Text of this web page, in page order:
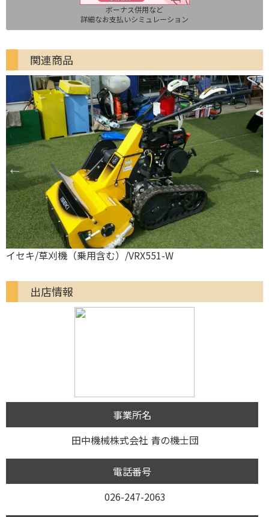
ボーナス併用など
詳細なお支払いシミュレーション
関連商品
刈機（乗用含む）/VRX551-W
出店情報
事業所名
田中機械株式会社 青の機士団
電話番号
026-247-2063